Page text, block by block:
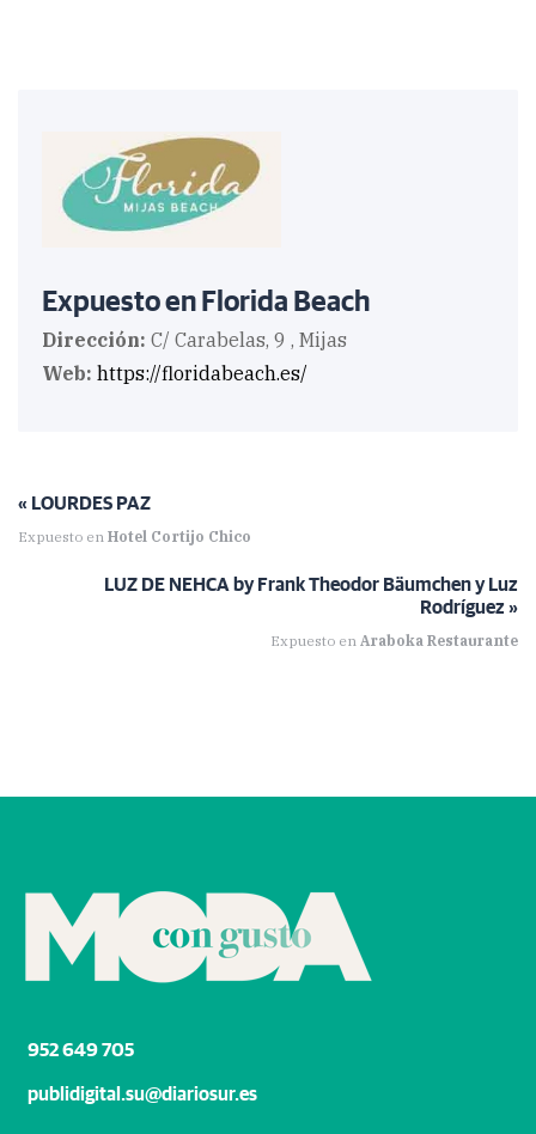
Expuesto en Florida Beach
Dirección: C/ Carabelas, 9 , Mijas
Web: https://floridabeach.es/
« LOURDES PAZ
Expuesto en Hotel Cortijo Chico
LUZ DE NEHCA by Frank Theodor Bäumchen y Luz
Rodríguez »
Expuesto en Araboka Restaurante
952 649 705
publidigital.su@diariosur.es